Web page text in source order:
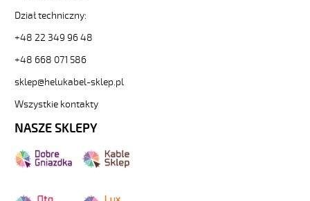
Dział techniczny:
+48 22 349 96 48
+48 668 071 586
sklep@helukabel-sklep.pl
Wszystkie kontakty
NASZE SKLEPY